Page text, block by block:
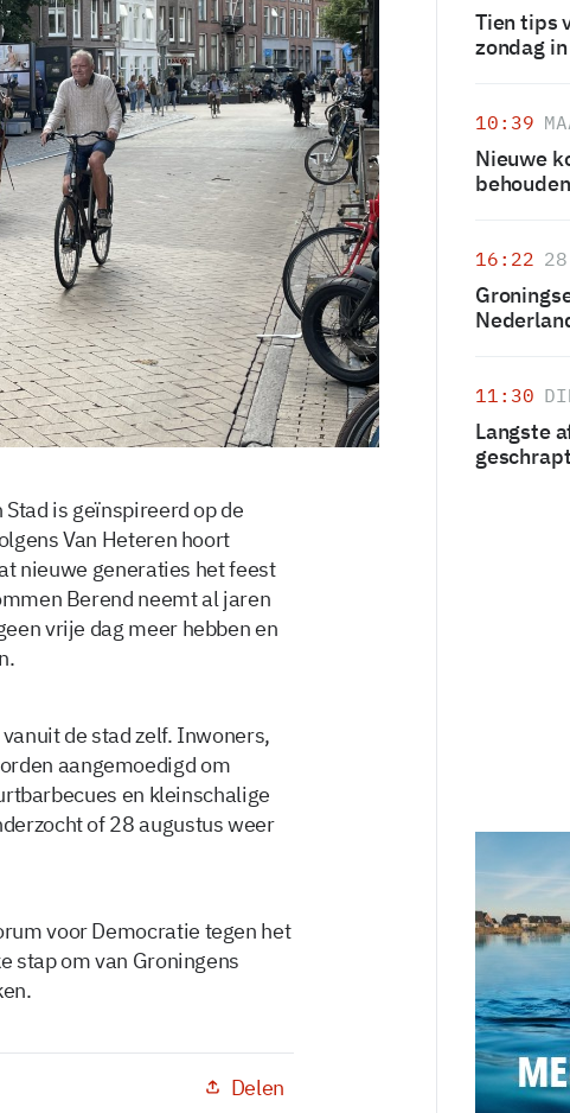
is geïnspireerd op de
Van Heteren hoort
nieuwe generaties het feest
Berend neemt al jaren
vrije dag meer hebben en
de stad zelf. Inwoners,
aangemoedigd om
en kleinschalige
of 28 augustus weer
voor Democratie tegen het
stap om van Groningens
Delen
Tien tips
zondag
10:39
Nieuwe
16:22
11:30
Langste